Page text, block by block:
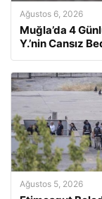
Ağustos 6, 2026
Muğla’da 4
Y.’nin Cansız
Ağustos 5, 2026